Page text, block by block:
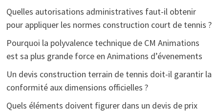
Quelles autorisations administratives faut-il obtenir
pour appliquer les normes construction court de tennis ?
Pourquoi la polyvalence technique de CM Animations
est sa plus grande force en Animations d’évenements
Un devis construction terrain de tennis doit-il garantir la
conformité aux dimensions officielles ?
Quels éléments doivent figurer dans un devis de prix